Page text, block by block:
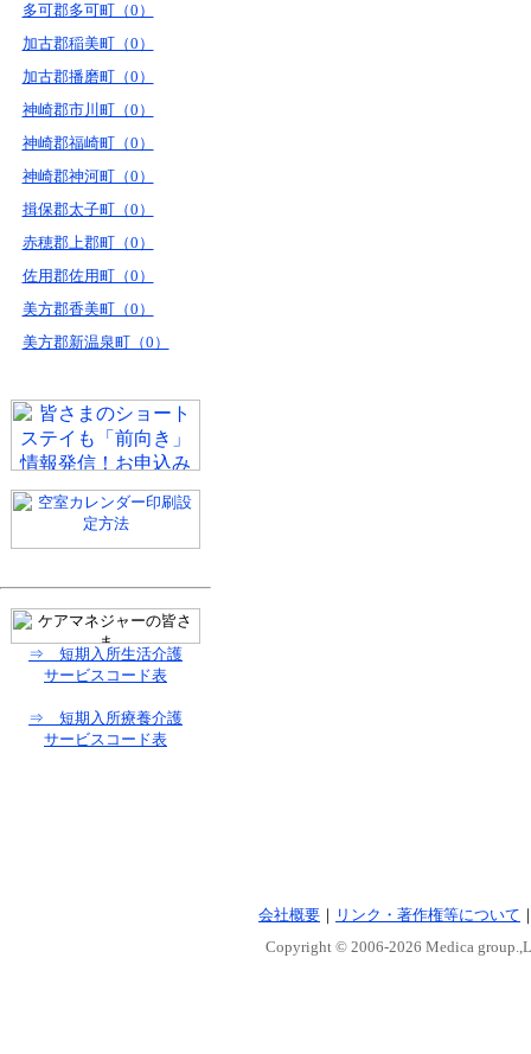
多可郡多可町（0）
加古郡稲美町（0）
加古郡播磨町（0）
神崎郡市川町（0）
神崎郡福崎町（0）
神崎郡神河町（0）
揖保郡太子町（0）
赤穂郡上郡町（0）
佐用郡佐用町（0）
美方郡香美町（0）
美方郡新温泉町（0）
⇒ 短期入所生活介護
サービスコード表
⇒ 短期入所療養介護
サービスコード表
会社概要 ｜ リンク・著作権等について
Copyright © 2006-2026 Medica